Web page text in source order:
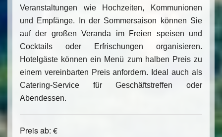
Veranstaltungen wie Hochzeiten, Kommunionen
und Empfänge. In der Sommersaison können Sie
auf der großen Veranda im Freien speisen und
Cocktails oder Erfrischungen organisieren.
Hotelgäste können ein Menü zum halben Preis zu
einem vereinbarten Preis anfordern. Ideal auch als
Catering-Service für Geschäftstreffen oder
Abendessen.
Preis ab: €